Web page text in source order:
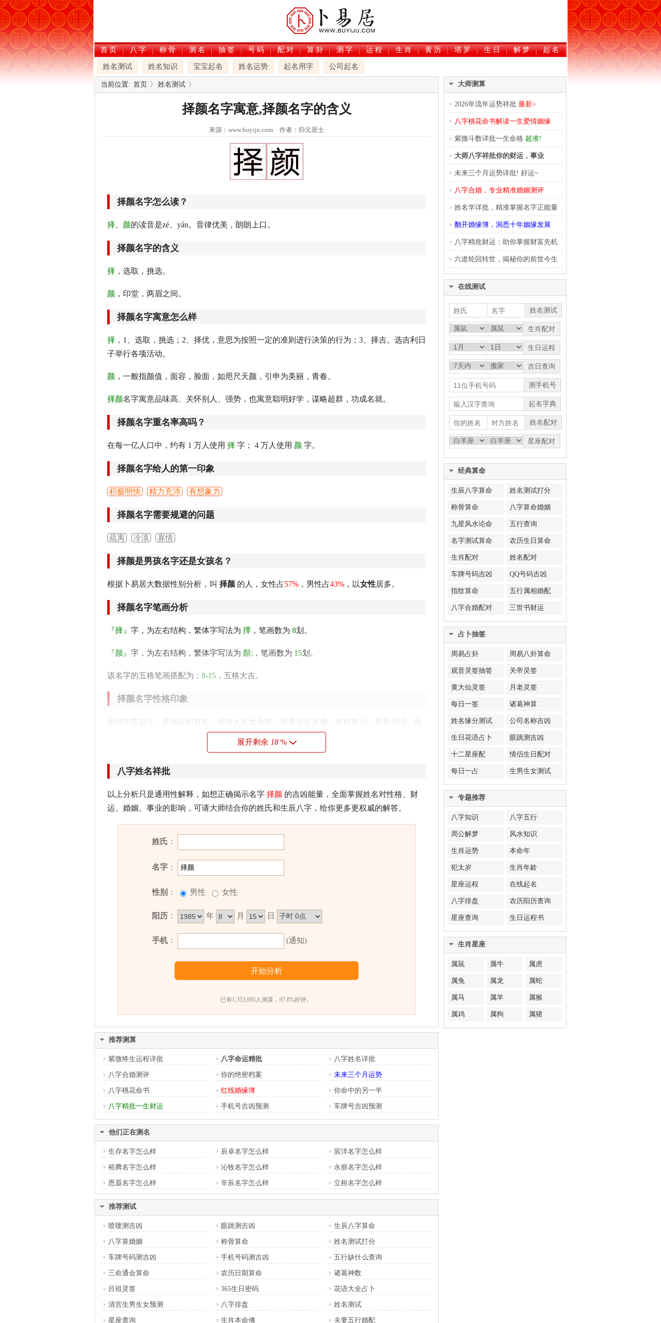
首页 八字 称骨 测名 抽签 号码 配对 算卦 测字 运程 生肖 黄历 塔罗 生日 解梦 起名
姓名测试 姓名知识 宝宝起名 姓名运势 起名用字 公司起名
当前位置: 首页 〉 姓名测试 〉
择颜名字寓意,择颜名字的含义
来源：www.buyiju.com 作者：归元居士
择颜名字怎么读？
择 颜的读音是zé、yán。音律优美，朗朗上口。
择颜名字的含义
择 ，选取，挑选。
颜 ，印堂，两眉之间。
择颜名字寓意怎么样
择 ，1、选取，挑选；2、择优，意思为按照一定的准则进行决策的行为；3、择吉。选吉利日
子举行各项活动。
颜 ，一般指颜值，面容，脸面，如咫尺天颜，引申为美丽，青春。
择颜名字寓意品味高、关怀别人、强势，也寓意聪明好学，谋略超群，功成名就。
择颜名字重名率高吗？
在每一亿人口中，约有 1 万人使用 择 字； 4 万人使用 颜 字。
择颜名字给人的第一印象
积极明快 精力充沛 有想象力
择颜名字需要规避的问题
疏离 冷漠 寡情
择颜是男孩名字还是女孩名？
根据卜易居大数据性别分析，叫 择颜 的人，女性占57% ，男性占43% ，以女性居多。
择颜名字笔画分析
『择』 字，为左右结构，繁体字写法为 擇 ，笔画数为 8划。
『颜』 字，为左右结构，繁体字写法为 顏; ，笔画数为 15划。
该名字的五格笔画搭配为： 8-15 ，五格大吉。
择颜名字性格印象
虽然辛苦奋斗，表面温和有礼，但待人不太合群，容易引起反感，有好奇心，喜新厌旧。应
察力强。其人意志坚定，为自己理想不断奋斗，耐性佳，能忍受艰苦，若能团结和信任他
人，则必定会取得大的成功。
择颜名字能打多少分？
展开剩余 18%
八字姓名祥批
以上分析只是通用性解释，如想正确揭示名字 择颜 的吉凶能量，全面掌握姓名对性格、财
运、婚姻、事业的影响，可请大师结合你的姓氏和生辰八字，给你更多更权威的解答。
姓氏 ：
名字：
性别 ： 男性 女性
阳历： 年 月 日
手机： (通知)
已有1,353,995人测算，97.8%好评。
推荐测算
紫微终生运程详批 八字命运精批 八字姓名详批
八字合婚测评 你的绝密档案 未来三个月运势
八字桃花命书 红线婚缘簿 你命中的另一半
八字精批一生财运 手机号吉凶预测 车牌号吉凶预测
他们正在测名
生存名字怎么样 辰卓名字怎么样 宸洋名字怎么样
裕腾名字怎么样 沁牧名字怎么样 永朕名字怎么样
恩遐名字怎么样 辛辰名字怎么样 立桓名字怎么样
推荐测试
喷嚏测吉凶 眼跳测吉凶 生辰八字算命
八字算婚姻 称骨算命 姓名测试打分
车牌号码测吉凶 手机号码测吉凶 五行缺什么查询
三命通会算命 农历日期算命 诸葛神数
吕祖灵签 365生日密码 花语大全占卜
清宫生男生女预测 八字排盘 姓名测试
星座查询 生肖本命佛 夫妻五行婚配
大师测算
2026年流年运势祥批 最新>
八字桃花命书解读一生爱情姻缘
紫微斗数详批一生命格 超准!
大师八字祥批你的财运，事业
未来三个月运势详批! 好运~
八字合婚，专业精准婚姻测评
姓名学详批，精准掌握名字正能量
翻开婚缘簿，洞悉十年姻缘发展
八字精批财运：助你掌握财富先机
六道轮回转世，揭秘你的前世今生
在线测试
经典算命
生辰八字算命 姓名测试打分
称骨算命 八字算命婚姻
九星风水论命 五行查询
名字测试算命 农历生日算命
生肖配对 姓名配对
车牌号码吉凶 QQ号码吉凶
指纹算命 五行属相婚配
八字合婚配对 三世书财运
占卜抽签
周易占卦 周易八卦算命
观音灵签抽签 关帝灵签
黄大仙灵签 月老灵签
每日一签 诸葛神算
姓名缘分测试 公司名称吉凶
生日花语占卜 眼跳测吉凶
十二星座配 情侣生日配对
每日一占 生男生女测试
专题推荐
八字知识 八字五行
周公解梦 风水知识
生肖运势 本命年
犯太岁 生肖年龄
星座运程 在线起名
八字排盘 农历阳历查询
星座查询 生日运程书
生肖星座
属鼠 属牛 属虎
属兔 属龙 属蛇
属马 属羊 属猴
属鸡 属狗 属猪